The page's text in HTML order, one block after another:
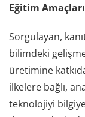
Eğitim
Sorgulayan,
bilimdeki
üretimine
ilkelere bağlı,
teknolojiyi